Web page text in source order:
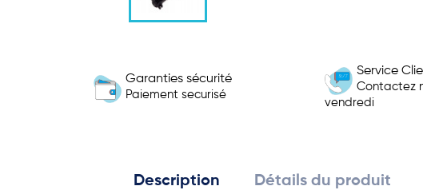
Garanties sécurité
Paiement securisé
Service
Contactez
vendredi
Description Détails du produit